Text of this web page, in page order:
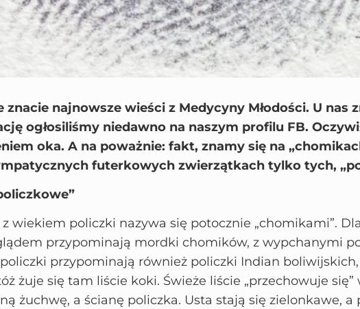
znacie najnowsze wieści z Medycyny Młodości. U nas
ogłosiliśmy niedawno na naszym profilu FB.
oka. A na poważnie: fakt, znamy się na
futerkowych zwierzątkach tylko tych,
wiekiem policzki nazywa się potocznie „chomikami”.
przypominają mordki chomików, z wypchanymi
przypominają również policzki Indian
żuje się tam liście koki. Świeże liście „przechowuje
żuchwę, a ścianę policzka. Usta stają się zielonkawe,